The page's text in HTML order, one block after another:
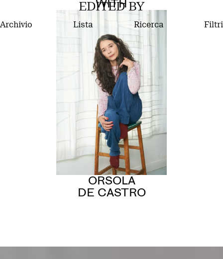
EDITED BY
Archivio Lista Ricerca Filtri
WITH
ORSOLA
DE CASTRO